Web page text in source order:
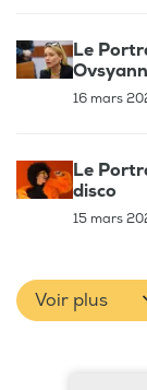
Le
16 mars
Le
disco
15 mars
Voir plus